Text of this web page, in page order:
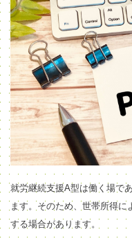
就労継続支援A型は働く場で
ます。そのため、世帯所得に
する場合があります。